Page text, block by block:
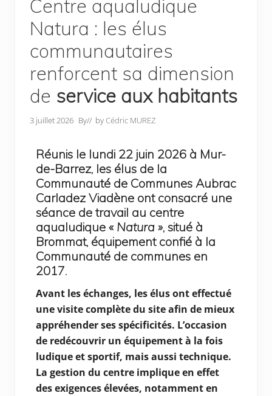
Centre aqualudique
Natura : les élus
communautaires
renforcent sa dimension
de service aux habitants
3 juillet 2026 By// byCédric MUREZ
Réunis le lundi 22 juin 2026 à Mur-
de-Barrez, les élus de la
Communauté de Communes Aubrac
Carladez Viadène ont consacré une
séance de travail au centre
aqualudique « Natura », situé à
Brommat, équipement confié à la
Communauté de communes en
2017.
Avant les échanges, les élus ont effectué
une visite complète du site afin de mieux
appréhender ses spécificités. L’occasion
de redécouvrir un équipement à la fois
ludique et sportif, mais aussi technique.
La gestion du centre implique en effet
des exigences élevées, notamment en